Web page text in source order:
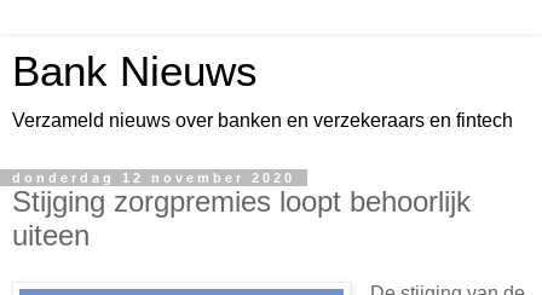
Bank Nieuws
Verzameld nieuws over banken en verzekeraars en fintech
donderdag 12 november 2020
Stijging zorgpremies loopt behoorlijk
uiteen